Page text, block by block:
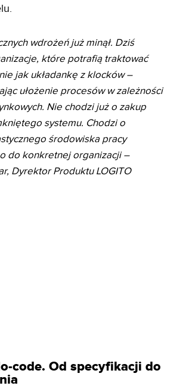
wdrożeń już minął. Dziś
które potrafią traktować
jak układankę z klocków –
ułożenie procesów w zależności
Nie chodzi już o zakup
systemu. Chodzi o
środowiska pracy
do konkretnej organizacji –
Dyrektor Produktu LOGITO
code. Od specyfikacji do